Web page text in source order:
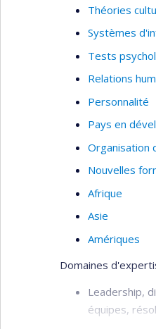
Théories
Systèmes
Tests
Relations
Personnalité
Pays en
Organisation
Nouvelles
Afrique
Asie
Amériques
Domaines
Leadership,
équipes,